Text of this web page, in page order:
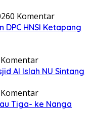
0 Komentar
HNSI Ketapang
Al Islah NU Sintang
Tiga- ke Nanga